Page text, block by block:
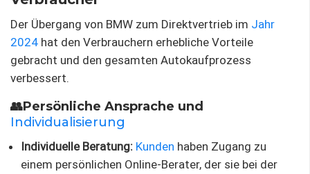
Der Übergang von BMW zum Direktvertrieb im Jahr
2024 hat den Verbrauchern erhebliche Vorteile
gebracht und den gesamten Autokaufprozess
verbessert.
👥Persönliche Ansprache und
Individualisierung
Individuelle Beratung: Kunden haben Zugang zu
einem persönlichen Online-Berater, der sie bei der